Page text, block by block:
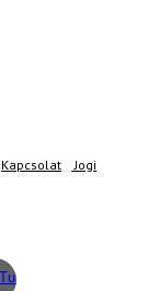
Kapcsolat
Jogi